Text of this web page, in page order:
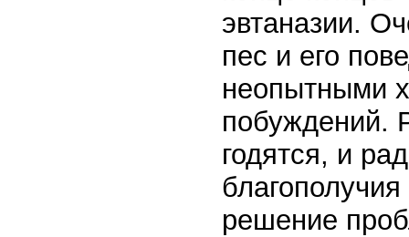
эвтаназии.
пес и его
неопытными
побуждений.
годятся, и
решение